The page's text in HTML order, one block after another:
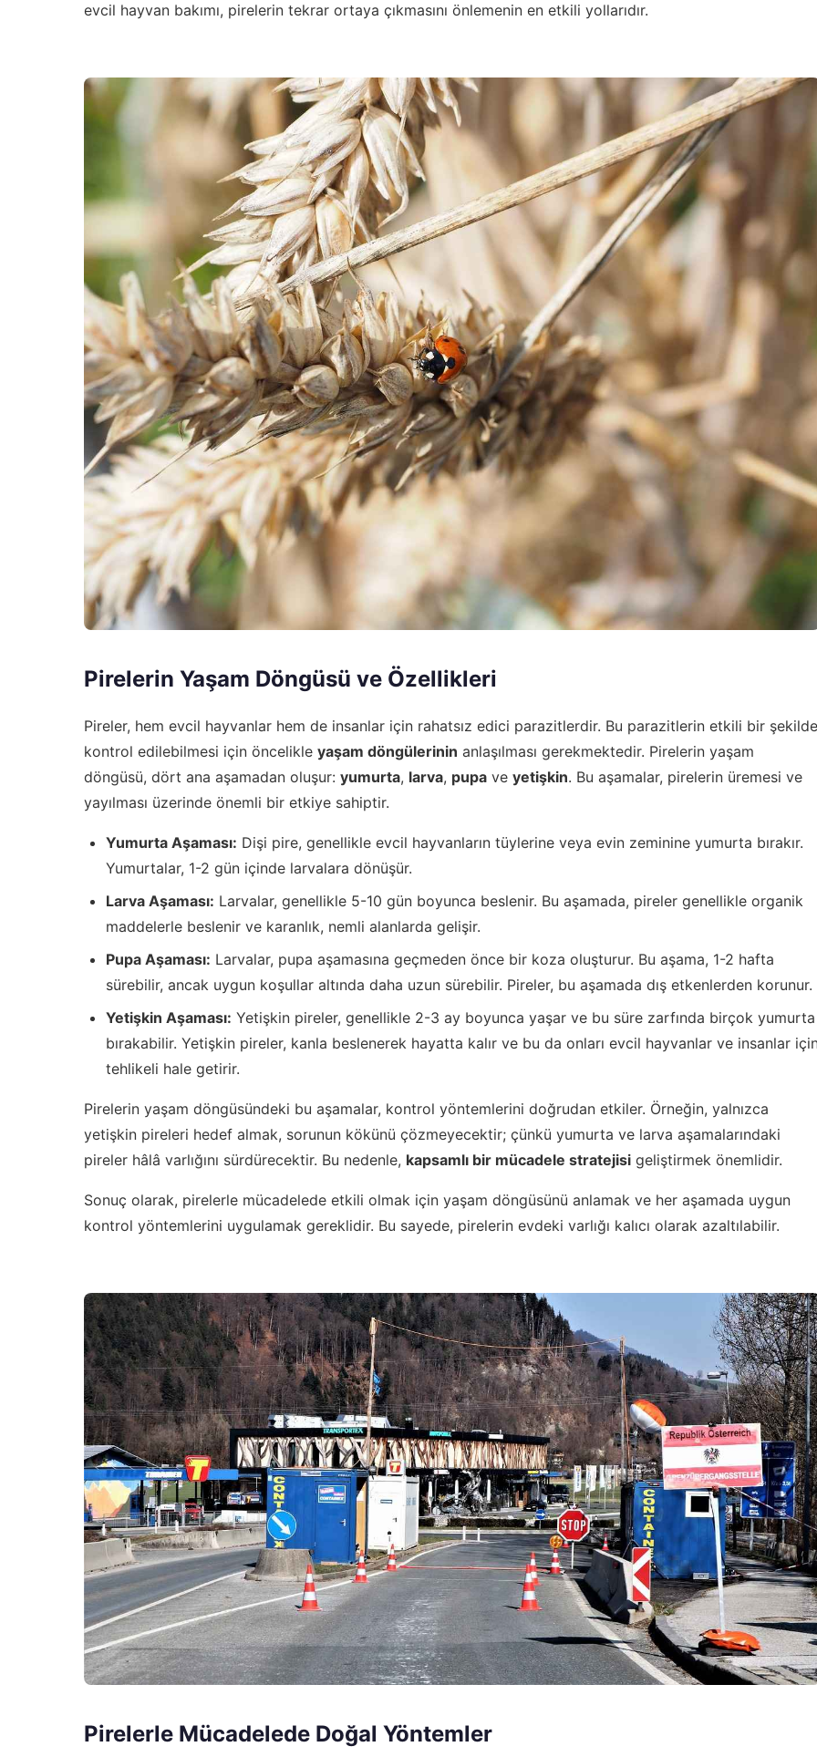
evcil hayvan bakımı, pirelerin tekrar ortaya çıkmasını önlemenin en etkili yollarıdır.
Pirelerin Yaşam Döngüsü ve Özellikleri
Pireler, hem evcil hayvanlar hem de insanlar için rahatsız edici parazitlerdir. Bu parazitlerin etkili bir şekilde
kontrol edilebilmesi için öncelikle yaşam döngülerinin anlaşılması gerekmektedir. Pirelerin yaşam
döngüsü, dört ana aşamadan oluşur: yumurta, larva, pupa ve yetişkin. Bu aşamalar, pirelerin üremesi ve
yayılması üzerinde önemli bir etkiye sahiptir.
Yumurta Aşaması: Dişi pire, genellikle evcil hayvanların tüylerine veya evin zeminine yumurta bırakır.
Yumurtalar, 1-2 gün içinde larvalara dönüşür.
Larva Aşaması: Larvalar, genellikle 5-10 gün boyunca beslenir. Bu aşamada, pireler genellikle organik
maddelerle beslenir ve karanlık, nemli alanlarda gelişir.
Pupa Aşaması: Larvalar, pupa aşamasına geçmeden önce bir koza oluşturur. Bu aşama, 1-2 hafta
sürebilir, ancak uygun koşullar altında daha uzun sürebilir. Pireler, bu aşamada dış etkenlerden korunur.
Yetişkin Aşaması: Yetişkin pireler, genellikle 2-3 ay boyunca yaşar ve bu süre zarfında birçok yumurta
bırakabilir. Yetişkin pireler, kanla beslenerek hayatta kalır ve bu da onları evcil hayvanlar ve insanlar
tehlikeli hale getirir.
Pirelerin yaşam döngüsündeki bu aşamalar, kontrol yöntemlerini doğrudan etkiler. Örneğin, yalnızca
yetişkin pireleri hedef almak, sorunun kökünü çözmeyecektir; çünkü yumurta ve larva aşamalarındaki
pireler hâlâ varlığını sürdürecektir. Bu nedenle, kapsamlı bir mücadele stratejisi geliştirmek önemlidir.
Sonuç olarak, pirelerle mücadelede etkili olmak için yaşam döngüsünü anlamak ve her aşamada uygun
kontrol yöntemlerini uygulamak gereklidir. Bu sayede, pirelerin evdeki varlığı kalıcı olarak azaltılabilir.
Pirelerle Mücadelede Doğal Yöntemler